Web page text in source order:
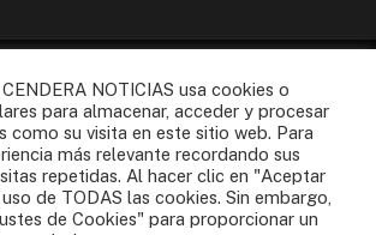
Instagram
X
(Twitter)
WhatsAppYouTube
AFILIARSE PQR’S
NOTICIAS usa cookies o
para almacenar, acceder y procesar
como su visita en este sitio web. Para
más relevante recordando sus
repetidas. Al hacer clic en "Aceptar
de TODAS las cookies. Sin embargo,
de Cookies" para proporcionar un